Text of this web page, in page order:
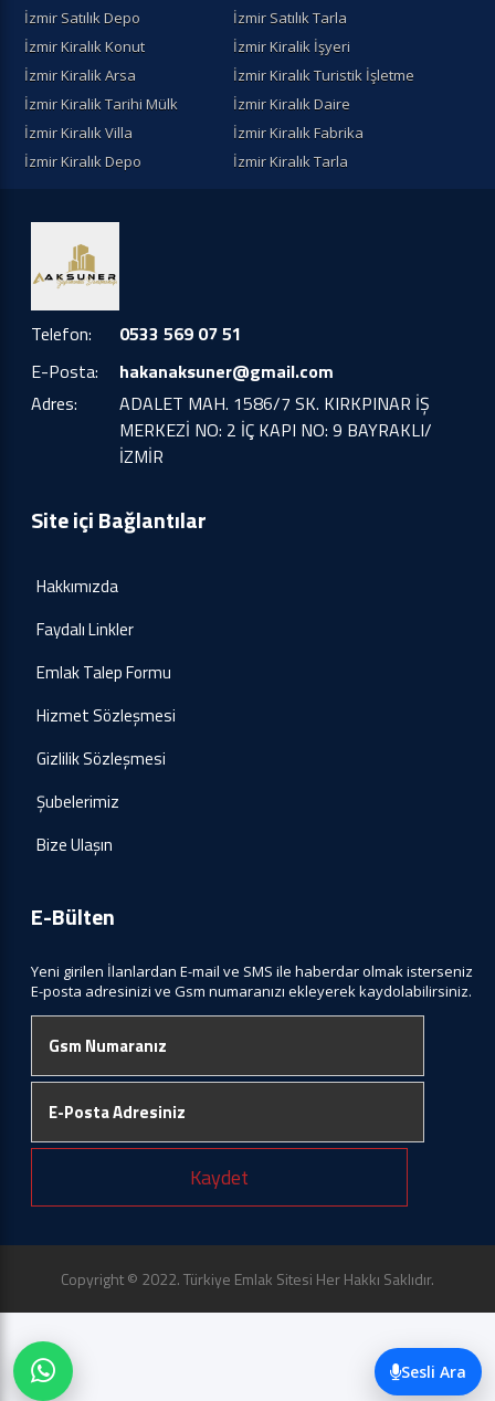
İzmir Satılık Depo
İzmir Satılık Tarla
İzmir Kiralık Konut
İzmir Kiralik İşyeri
İzmir Kiralik Arsa
İzmir Kiralık Turistik İşletme
İzmir Kiralik Tarihi Mülk
İzmir Kiralık Daire
İzmir Kiralık Villa
İzmir Kiralık Fabrika
İzmir Kiralık Depo
İzmir Kiralık Tarla
Telefon:
0533 569 07 51
E-Posta:
hakanaksuner@gmail.com
Adres:
ADALET MAH. 1586/7 SK. KIRKPINAR İŞ
MERKEZİ NO: 2 İÇ KAPI NO: 9 BAYRAKLI/
İZMİR
Site içi Bağlantılar
Hakkımızda
Faydalı Linkler
Emlak Talep Formu
Hizmet Sözleşmesi
Gizlilik Sözleşmesi
Şubelerimiz
Bize Ulaşın
E-Bülten
Yeni girilen İlanlardan E-mail ve SMS ile haberdar olmak isterseniz
E-posta adresinizi ve Gsm numaranızı ekleyerek kaydolabilirsiniz.
Kaydet
Copyright © 2022. Türkiye Emlak Sitesi Her Hakkı Saklıdır.
Sesli Ara